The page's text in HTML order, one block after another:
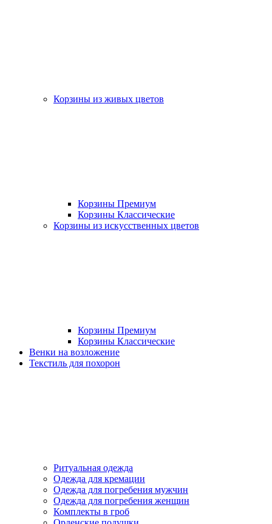
Корзины из живых цветов
Корзины Премиум
Корзины Классические
Корзины из искусственных цветов
Корзины Премиум
Корзины Классические
Венки на возложение
Текстиль для похорон
Ритуальная одежда
Одежда для кремации
Одежда для погребения мужчин
Одежда для погребения женщин
Комплекты в гроб